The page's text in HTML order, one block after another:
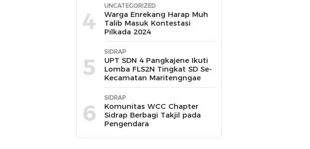
4
UNCATEGORIZED
Warga Enrekang Harap Muh
Talib Masuk Kontestasi
Pilkada 2024
5
SIDRAP
UPT SDN 4 Pangkajene Ikuti
Lomba FLS2N Tingkat SD Se-
Kecamatan Maritengngae
6
SIDRAP
Komunitas WCC Chapter
Sidrap Berbagi Takjil pada
Pengendara